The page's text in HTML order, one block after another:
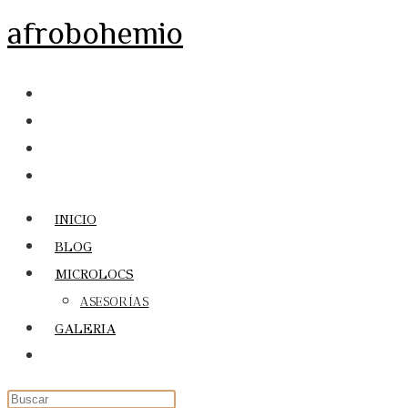
al
afrobohemio
INICIO
BLOG
MICROLOCS
ASESORÍAS
GALERIA